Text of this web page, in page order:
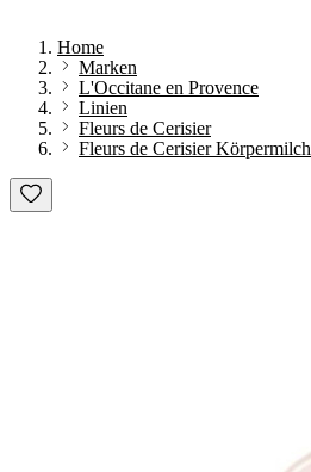
Home
Marken
L'Occitane en Provence
Linien
Fleurs de Cerisier
Fleurs de Cerisier Körpermilch